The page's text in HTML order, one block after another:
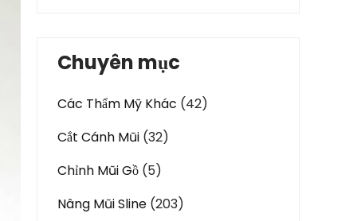
Chuyên mục
Các Thẩm Mỹ Khác (42)
Cắt Cánh Mũi (32)
Chỉnh Mũi Gồ (5)
Nâng Mũi Sline (203)